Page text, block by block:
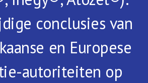
conclusies van
en Europese
autoriteiten op